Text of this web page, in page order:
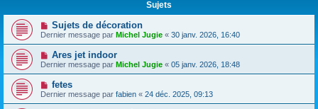
Sujets
Sujets de décoration
Dernier message par Michel Jugie « 30 janv. 2026, 16:40
Ares jet indoor
Dernier message par Michel Jugie « 05 janv. 2026, 18:48
fetes
Dernier message par fabien « 24 déc. 2025, 09:13